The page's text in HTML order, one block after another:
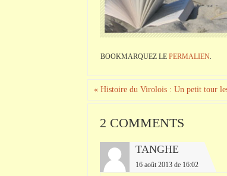
BOOKMARQUEZ LE PERMALIEN.
« Histoire du Virolois : Un petit tour
2 COMMENTS
TANGHE
16 août 2013 de 16:02